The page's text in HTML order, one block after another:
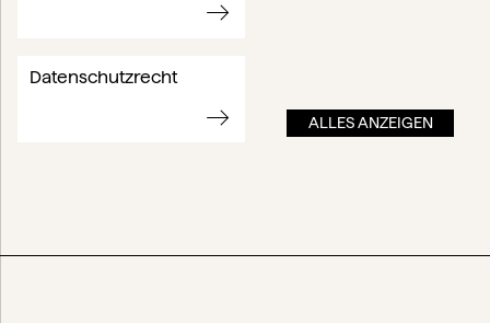
Datenschutzrecht
ALLES ANZEIGEN